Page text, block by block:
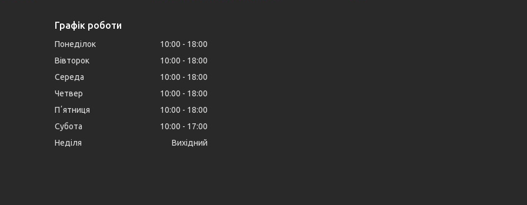
Графік роботи
Понеділок 10:00
18:00
Вівторок
10:00
18:00
Середа
10:00
18:00
Четвер
10:00
18:00
Пʼятниця
10:00
18:00
Субота
10:00
17:00
Неділя
Вихідний